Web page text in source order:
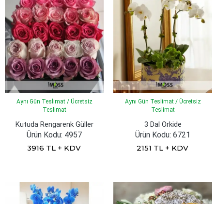
Aynı Gün Teslimat / Ücretsiz
Teslimat
Kutuda Rengarenk Güller
Ürün Kodu: 4957
3916 TL + KDV
Aynı Gün Teslimat / Ücretsiz
Teslimat
3 Dal Orkide
Ürün Kodu: 6721
2151 TL + KDV